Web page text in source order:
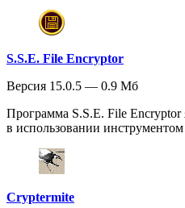
S.S.E. File Encryptor
Версия 15.0.5 — 0.9 Мб
Программа S.S.E. File
в использовании
Cryptermite